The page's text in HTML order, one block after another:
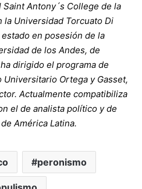
Antony´s College de la
la Universidad Torcuato Di
en posesión de la
de los Andes, de
dirigido el programa de
Ortega y Gasset,
Actualmente compatibiliza
el de analista político y de
América Latina.
peronismo